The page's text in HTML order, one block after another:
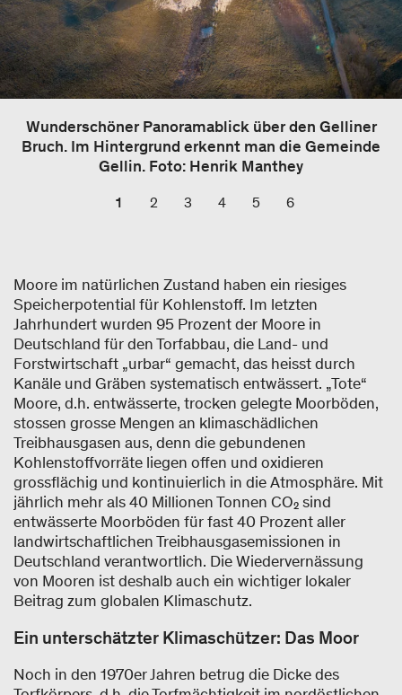
Wunderschöner Panoramablick über den Gelliner
Bruch. Im Hintergrund erkennt man die Gemeinde
Gellin. Foto: Henrik Manthey
1 2 3 4 5 6
Moore im natürlichen Zustand haben ein riesiges
Speicherpotential für Kohlenstoff. Im letzten
Jahrhundert wurden 95 Prozent der Moore in
Deutschland für den Torfabbau, die Land- und
Forstwirtschaft „urbar“ gemacht, das heisst durch
Kanäle und Gräben systematisch entwässert. „Tote“
Moore, d.h. entwässerte, trocken gelegte Moorböden,
stossen grosse Mengen an klimaschädlichen
Treibhausgasen aus, denn die gebundenen
Kohlenstoffvorräte liegen offen und oxidieren
grossflächig und kontinuierlich in die Atmosphäre. Mit
jährlich mehr als 40 Millionen Tonnen CO₂ sind
entwässerte Moorböden für fast 40 Prozent aller
landwirtschaftlichen Treibhausgasemissionen in
Deutschland verantwortlich. Die Wiedervernässung
von Mooren ist deshalb auch ein wichtiger lokaler
Beitrag zum globalen Klimaschutz.
Ein unterschätzter Klimaschützer: Das Moor
Noch in den 1970er Jahren betrug die Dicke des